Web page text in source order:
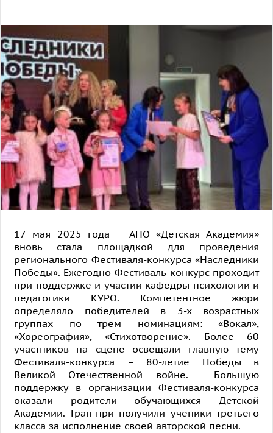
17 мая 2025 года АНО «Детская Академия»
вновь стала площадкой для проведения
регионального Фестиваля-конкурса «Наследники
Победы». Ежегодно Фестиваль-конкурс проходит
при поддержке и участии кафедры психологии и
педагогики КУРО. Компетентное жюри
определяло победителей в 3-х возрастных
группах по трем номинациям: «Вокал»,
«Хореография», «Стихотворение». Более 60
участников на сцене освещали главную тему
Фестиваля-конкурса – 80-летие Победы в
Великой Отечественной войне. Большую
поддержку в организации Фестиваля-конкурса
оказали родители обучающихся Детской
Академии. Гран-при получили ученики третьего
класса за исполнение своей авторской песни.